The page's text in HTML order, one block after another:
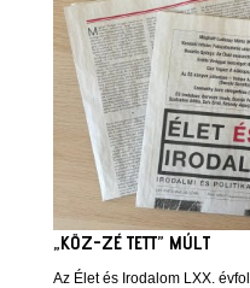
„KÖZ-ZÉ TETT” MÚLT
Az Élet és Irodalom LXX.